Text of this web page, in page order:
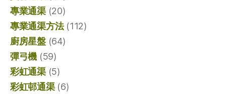
專業通渠(20)
專業通渠方法(112)
廚房星盤(64)
彈弓機 (59)
彩虹通渠(5)
彩虹邨通渠(6)